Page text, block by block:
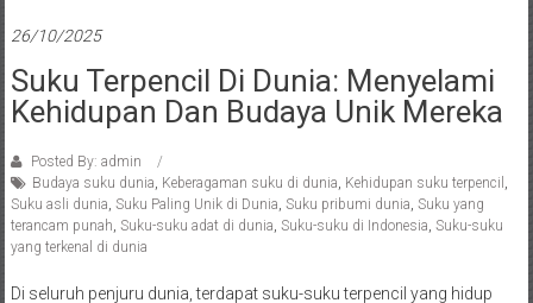
26/10/2025
Suku Terpencil Di Dunia: Menyelami
Kehidupan Dan Budaya Unik Mereka
Posted By: admin
Budaya suku dunia, Keberagaman suku di dunia, Kehidupan suku terpencil ,
Suku asli dunia, Suku Paling Unik di Dunia, Suku pribumi dunia, Suku yang
terancam punah, Suku-suku adat di dunia, Suku-suku di Indonesia, Suku-suku
yang terkenal di dunia
Di seluruh penjuru dunia, terdapat suku-suku terpencil yang hidup